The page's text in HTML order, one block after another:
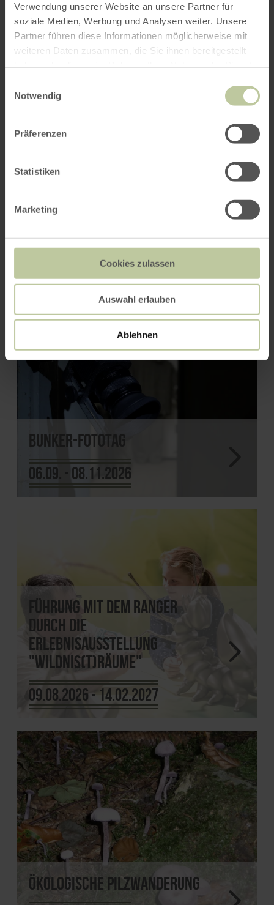
Verwendung unserer Website an unsere Partner für
soziale Medien, Werbung und Analysen weiter. Unsere
Partner führen diese Informationen möglicherweise mit
weiteren Daten zusammen, die Sie ihnen bereitgestellt
Notwendig
Präferenzen
Statistiken
Marketing
Cookies zulassen
Auswahl erlauben
Ablehnen
Weitere Veranstaltungen
Festival der kulturellen
Vielfalt
Bunker-Fototag
06.09. - 08.11.2026
Führung mit dem Ranger
durch die
Erlebnisausstellung
"Wildnis(t)räume"
09.08.2026 - 14.02.2027
Ökologische Pilzwanderung